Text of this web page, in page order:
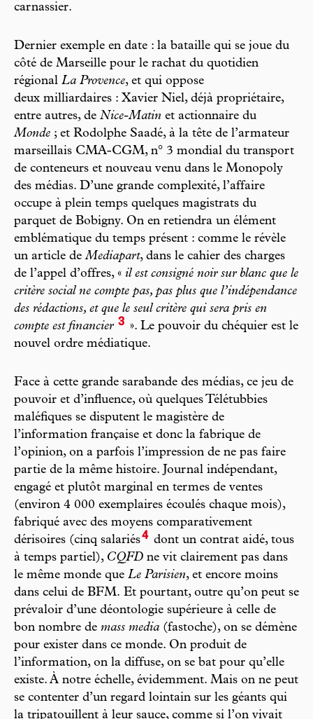
carnassier.
Dernier exemple en date : la bataille qui se joue du
côté de Marseille pour le rachat du quotidien
régional La Provence, et qui oppose
deux milliardaires : Xavier Niel, déjà propriétaire,
entre autres, de Nice-Matin et actionnaire du
Monde ; et Rodolphe Saadé, à la tête de l’armateur
marseillais CMA-CGM, n° 3 mondial du transport
de conteneurs et nouveau venu dans le Monopoly
des médias. D’une grande complexité, l’affaire
occupe à plein temps quelques magistrats du
parquet de Bobigny. On en retiendra un élément
emblématique du temps présent : comme le révèle
un article deMediapart, dans le cahier des charges
de l’appel d’offres, « il est consigné noir sur blanc que le
critère social ne compte pas, pas plus que l’indépendance
des rédactions, et que le seul critère qui sera pris en
compte est financier 3 ». Le pouvoir du chéquier est le
nouvel ordre médiatique.
Face à cette grande sarabande des médias, ce jeu de
pouvoir et d’influence, où quelques Télétubbies
maléfiques se disputent le magistère de
l’information française et donc la fabrique de
l’opinion, on a parfois l’impression de ne pas faire
partie de la même histoire. Journal indépendant,
engagé et plutôt marginal en termes de ventes
(environ 4 000 exemplaires écoulés chaque mois),
fabriqué avec des moyens comparativement
dérisoires (cinq salariés4 dont un contrat aidé, tous
à temps partiel), CQFD ne vit clairement pas dans
le même monde que Le Parisien, et encore moins
dans celui de BFM. Et pourtant, outre qu’on peut se
prévaloir d’une déontologie supérieure à celle de
bon nombre de mass media (fastoche), on se démène
pour exister dans ce monde. On produit de
l’information, on la diffuse, on se bat pour qu’elle
existe. À notre échelle, évidemment. Mais on ne peut
se contenter d’un regard lointain sur les géants qui
la tripatouillent à leur sauce, comme si l’on vivait